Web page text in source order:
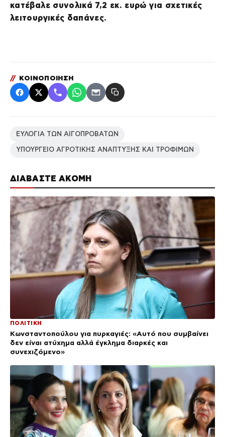
ΔΙΑΒΑΣΤΕ ΑΚΟΜΗ
ΠΟΛΙΤΙΚΗ
Κωνσταντοπούλου για πυρκαγιές: «Αυτό που συμβαίνει
δεν είναι ατύχημα αλλά έγκλημα διαρκές και
συνεχιζόμενο»
κατέβαλε συνολικά 7,2 εκ. ευρώ για σχετικές
λειτουργικές δαπάνες.
// ΚΟΙΝΟΠΟΙΗΣΗ
ΕΥΛΟΓΙΑ ΤΩΝ ΑΙΓΟΠΡΟΒΑΤΩΝ
ΥΠΟΥΡΓΕΙΟ ΑΓΡΟΤΙΚΗΣ ΑΝΑΠΤΥΞΗΣ ΚΑΙ ΤΡΟΦΙΜΩΝ